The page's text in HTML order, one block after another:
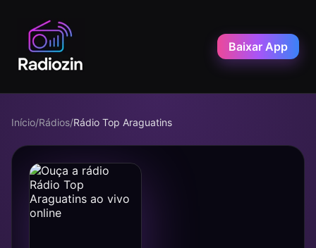
Baixar App
Início/Rádios/Rádio Top Araguatins